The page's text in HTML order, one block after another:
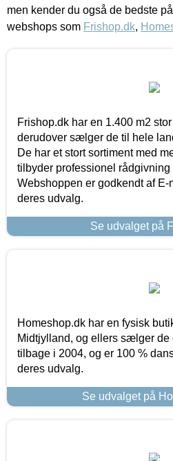
men kender du også de bedste
webshops som Frishop.dk,
Frishop.dk har en 1.400 m2
derudover sælger de til hele
De har et stort sortiment med
tilbyder professionel rådgivning
Webshoppen er godkendt af
deres udvalg.
Se udvalget på
Homeshop.dk har en fysisk
Midtjylland, og ellers sælger de
tilbage i 2004, og er 100 %
deres udvalg.
Se udvalget på